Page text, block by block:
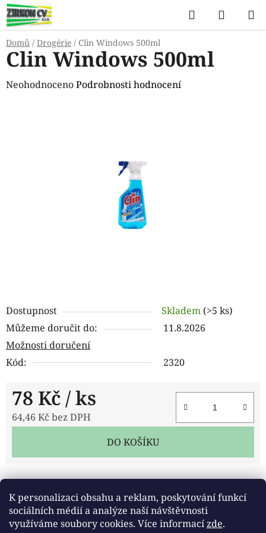
K personalizaci obsahu a reklam, poskytování funkcí
sociálních médií a analýze naší návštěvnosti
využíváme soubory cookies. Více informacízde.
Přejít
na
obsah
Hledat
KOŠÍK
Domů / Drogérie / Clin Windows 500ml
Dostupnost Skladem (>5 ks)
Můžeme doručit do:
11.8.2026
Možnosti doručení
Kód:
2320
78 Kč / ks
64,46 Kč bez DPH
DO KOŠÍKU
Clin Windows 500ml
Průměrné
NeohodnocenoPodrobnosti hodnocení